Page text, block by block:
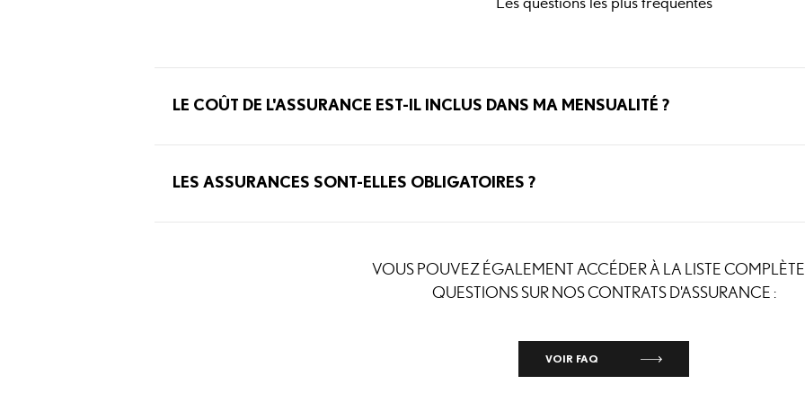
LE COÛT DE L'ASSURANCE EST-IL INCLUS DANS MA MENSUALITÉ ?
LES ASSURANCES SONT-ELLES OBLIGATOIRES ?
VOUS POUVEZ ÉGALEMENT ACCÉDER À LA LISTE
QUESTIONS SUR NOS CONTRATS D'ASSURANCE :
VOIR FAQ